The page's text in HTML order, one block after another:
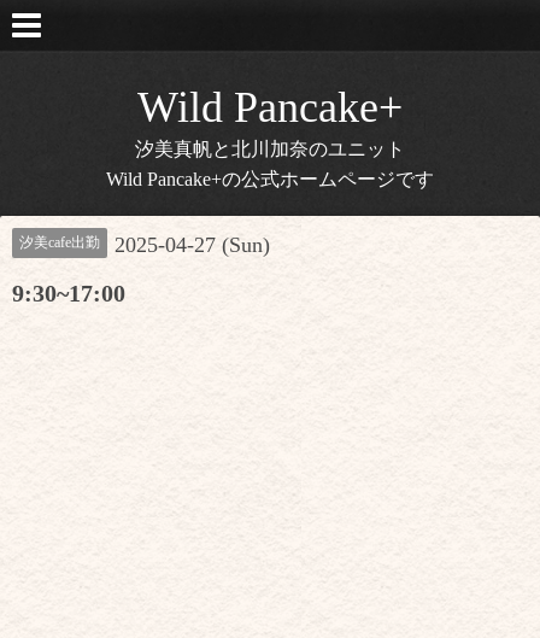
Wild Pancake+
汐美真帆と北川加奈のユニット
Wild Pancake+の公式ホームページです
汐美cafe出勤 2025-04-27 (Sun)
9:30~17:00